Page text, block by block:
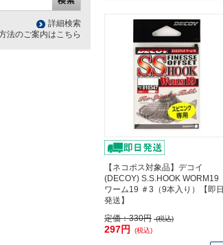
【ネコポス対象品】デコイ
(DECOY) S.S.HOOK WORM19
ワーム19 ＃3（9本入り）【即日
発送】
定価：330円 (税込)
297円 (税込)
詳細検索
法のご案内はこちら